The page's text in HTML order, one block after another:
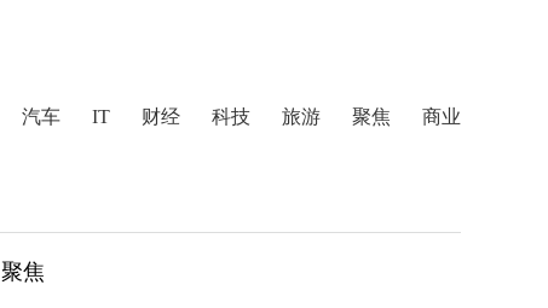
汽车 IT 财经 科技 旅游 聚焦 商业
聚焦